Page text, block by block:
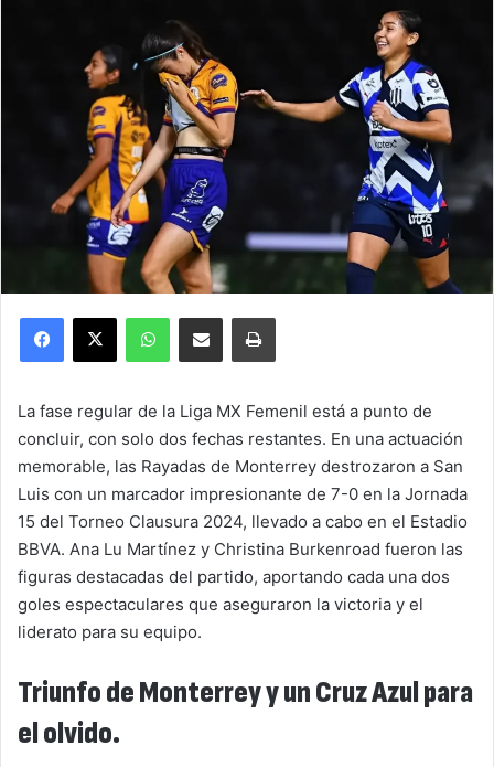
Facebook
X WhatsAppCompartir por correo electrónicoImprimir
La fase regular de la Liga MX Femenil está a punto de
concluir, con solo dos fechas restantes. En una actuación
memorable, las Rayadas de Monterrey destrozaron a San
Luis con un marcador impresionante de 7-0 en la Jornada
15 del Torneo Clausura 2024, llevado a cabo en el Estadio
BBVA. Ana Lu Martínez y Christina Burkenroad fueron las
figuras destacadas del partido, aportando cada una dos
goles espectaculares que aseguraron la victoria y el
liderato para su equipo.
Triunfo de Monterrey y un Cruz Azul para
el olvido.